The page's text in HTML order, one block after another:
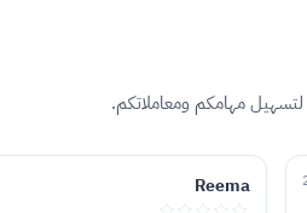
لتسهيل مهامكم ومعاملاتكم.
Reema